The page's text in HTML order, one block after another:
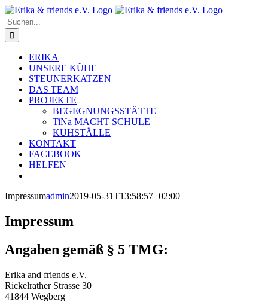
Zum
Inhalt
springen
Suche
nach:
ERIKA
UNSERE KÜHE
STEUNERKATZEN
DAS TEAM
PROJEKTE
BEGEGNUNGSSTÄTTE
TiNa MACHT SCHULE
KUHSTÄLLE
KONTAKT
FACEBOOK
HELFEN
Impressumadmin2019-05-31T13:58:57+02:00
Impressum
Angaben gemäß § 5 TMG:
Erika and friends e.V.
Rickelrather Strasse 30
41844 Wegberg